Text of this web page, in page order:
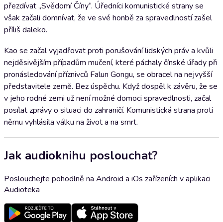
přezdívat „Svědomí Číny“. Úředníci komunistické strany se
však začali domnívat, že ve své honbě za spravedlností zašel
příliš daleko.
Kao se začal vyjadřovat proti porušování lidských práv a kvůli
nejděsivějším případům mučení, které páchaly čínské úřady při
pronásledování příznivců Falun Gongu, se obracel na nejvyšší
představitele země. Bez úspěchu. Když dospěl k závěru, že se
v jeho rodné zemi už není možné domoci spravedlnosti, začal
posílat zprávy o situaci do zahraničí. Komunistická strana proti
němu vyhlásila válku na život a na smrt.
Jak audioknihu poslouchat?
Poslouchejte pohodlně na Android a iOs zařízeních v aplikaci
Audioteka